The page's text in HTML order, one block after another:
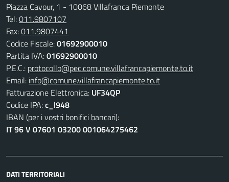
Piazza Cavour, 1 - 10068 Villafranca Piemonte
Tel:011.9807107
Fax:011.9807441
Codice Fiscale:01692900010
Partita IVA:01692900010
P.E.C.: protocollo@pec.comune.villafrancapiemonte.to.it
Email: info@comune.villafrancapiemonte.to.it
Fatturazione Elettronica: UF34QP
Codice IPA:c_l948
IBAN (per i vostri bonifici bancari):
IT 96 V 07601 03200 001064275462
DATI TERRITORIALI